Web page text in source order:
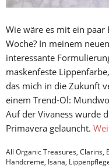
Wie wäre es mit ein
Woche? In meinem
interessante
maskenfeste
das mich in die Zukunft
einem Trend-Öl:
Auf der Vivaness wurde
Primavera gelauncht.
All Organic Treasures, Clarins,
Handcreme, Isana,